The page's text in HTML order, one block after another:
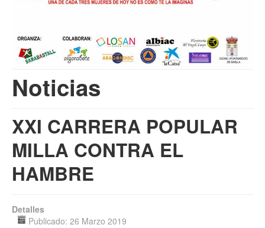
Noticias
XXI CARRERA POPULAR
MILLA CONTRA EL
HAMBRE
Detalles
Publicado: 26 Marzo 2019